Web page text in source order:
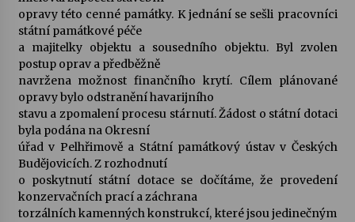
Varhanní recitál Michala Novenka v Klášteře
Želiv
3. 7. 2026
Petr Adamec – Malovaný svět
30. 6. 2026
opravy této cenné památky. K jednání se sešli pracovníci
státní památkové péče
a majitelky objektu a sousedního objektu. Byl zvolen
postup oprav a předběžně
navržena možnost finančního krytí. Cílem plánované
opravy bylo odstranění havarijního
stavu a zpomalení procesu stárnutí. Žádost o státní dotaci
byla podána na Okresní
úřad v Pelhřimově a Státní památkový ústav v Českých
Budějovicích. Z rozhodnutí
o poskytnutí státní dotace se dočítáme, že provedení
konzervačních prací a záchrana
torzálních kamenných konstrukcí, které jsou jedinečným